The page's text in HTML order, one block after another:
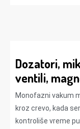
Dozatori,
ventili,
Monofazni vakum
kroz crevo, kada
kontroliše vreme